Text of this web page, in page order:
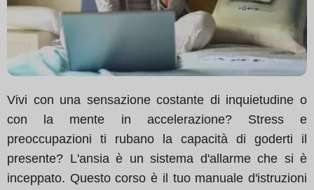
Vivi con una sensazione costante di inquietudine o
con la mente in accelerazione? Stress e
preoccupazioni ti rubano la capacità di goderti il
presente? L'ansia è un sistema d'allarme che si è
inceppato. Questo corso è il tuo manuale d'istruzioni